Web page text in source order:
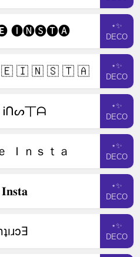
🅘🅝🅢🅣🅐
⋆✨
DECO
🇮 🇳 🇸 🇹 🇦
⋆✨
DECO
Ꭵᑎᔕ丅ᗩ
⋆✨
DECO
Ｉｎｓｔａ
⋆✨
DECO
⋆✨
DECO
⋆✨
DECO